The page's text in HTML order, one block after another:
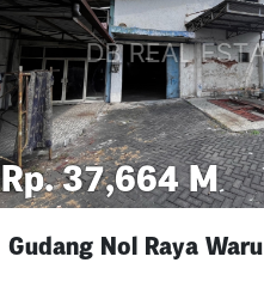
Rp. 37,664 M
Gudang Nol Raya Waru